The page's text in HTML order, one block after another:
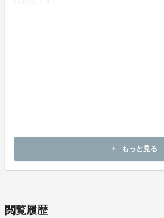
本プロジェクトは実行確約型です。
add もっと見る
閲覧履歴